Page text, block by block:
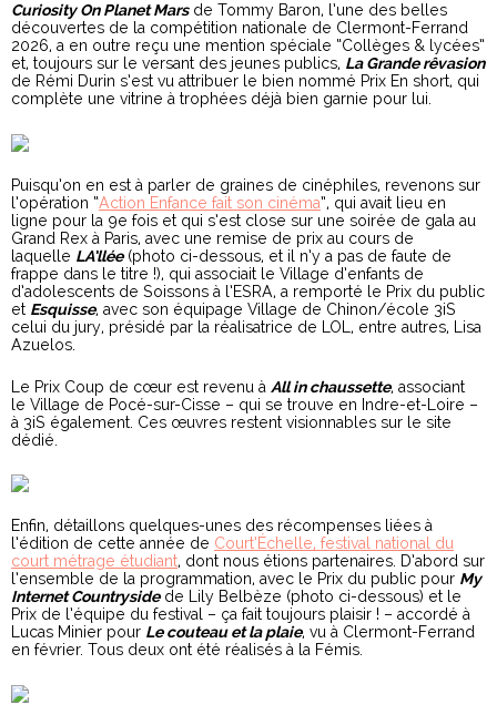
Curiosity On Planet Marsde Tommy Baron, l’une des belles
découvertes de la compétition nationale de Clermont-Ferrand
2026, a en outre reçu une mention spéciale “Collèges & lycées”
et, toujours sur le versant des jeunes publics, La Grande rêvasion
de Rémi Durin s’est vu attribuer le bien nommé Prix En short, qui
complète une vitrine à trophées déjà bien garnie pour lui.
Puisqu’on en est à parler de graines de cinéphiles, revenons sur
l’opération “Action Enfance fait son cinéma”, qui avait lieu en
ligne pour la 9e fois et qui s’est close sur une soirée de gala au
Grand Rex à Paris, avec une remise de prix au cours de
laquelle LA’llée(photo ci-dessous, et il n’y a pas de faute de
frappe dans le titre !), qui associait le Village d’enfants de
d’adolescents de Soissons à l’ESRA, a remporté le Prix du public
et Esquisse, avec son équipage Village de Chinon/école 3iS
celui du jury, présidé par la réalisatrice de LOL, entre autres, Lisa
Azuelos.
Le Prix Coup de cœur est revenu à All in chaussette, associant
le Village de Pocé-sur-Cisse – qui se trouve en Indre-et-Loire –
à 3iS également. Ces œuvres restent visionnables sur le site
dédié.
Enfin, détaillons quelques-unes des récompenses liées à
l’édition de cette année de Court’Échelle, festival national du
court métrage étudiant, dont nous étions partenaires. D’abord sur
l’ensemble de la programmation, avec le Prix du public pour My
Internet Countrysidede Lily Belbèze (photo ci-dessous) et le
Prix de l’équipe du festival – ça fait toujours plaisir ! – accordé à
Lucas Minier pour Le couteau et la plaie, vu à Clermont-Ferrand
en février. Tous deux ont été réalisés à la Fémis.